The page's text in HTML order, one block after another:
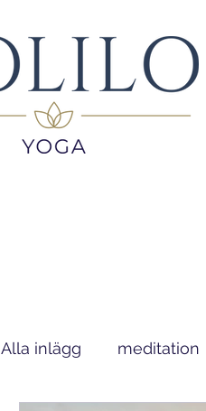
Alla inlägg meditation